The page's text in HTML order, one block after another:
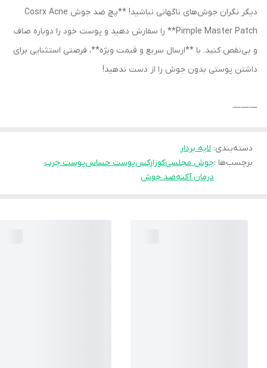
دیگر نگران جوش‌های ناگهانی نباشید! **پچ ضد جوش Cosrx Acne
Pimple Master Patch** را سفارش دهید و پوست خود را دوباره صاف
و بی‌نقص کنید. با **ارسال سریع و قیمت ویژه**، فرصتی استثنایی برای
داشتن پوستی بدون جوش را از دست ندهید!
———
دسته‌بندی: لایه بردار
برچسب‌ها :جوش مجلسیکوزارکسپوست حساسپوست چرب
درمان آکنهضد جوش